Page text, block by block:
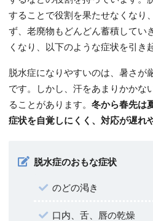
することで役割を果たせなくなり
ず、老廃物もどんどん蓄積してい
くなり、以下のような症状を引き
脱水症になりやすいのは、暑さが
です。しかし、汗をあまりかかな
ることがあります。 冬から春先は
症状を自覚しにくく、対応が遅れ
脱水症のおもな症状
のどの渇き
口内、舌、唇の乾燥